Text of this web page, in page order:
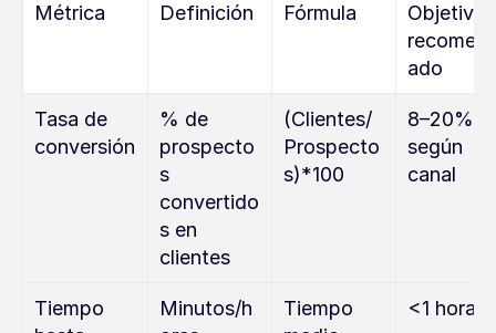
Métrica Definición Fórmula
Objetivo
ado
Tasa de
conversión
% de
prospecto
s
convertido
s en
clientes
(Clientes/
Prospecto
s)*100
8–20%
según
canal
Tiempo
Minutos/h
Tiempo
<1 hora